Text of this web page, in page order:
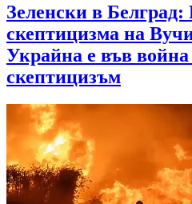
Зеленски в Белград:
скептицизма на
Украйна е във
скептицизъм